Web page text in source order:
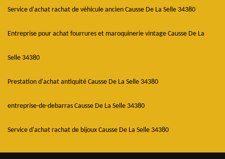
Service d'achat rachat de véhicule ancien Causse De La Selle 34380
Entreprise pour achat fourrures et maroquinerie vintage Causse De La
Selle 34380
Prestation d'achat antiquité Causse De La Selle 34380
entreprise-de-debarras Causse De La Selle 34380
Service d'achat rachat de bijoux Causse De La Selle 34380